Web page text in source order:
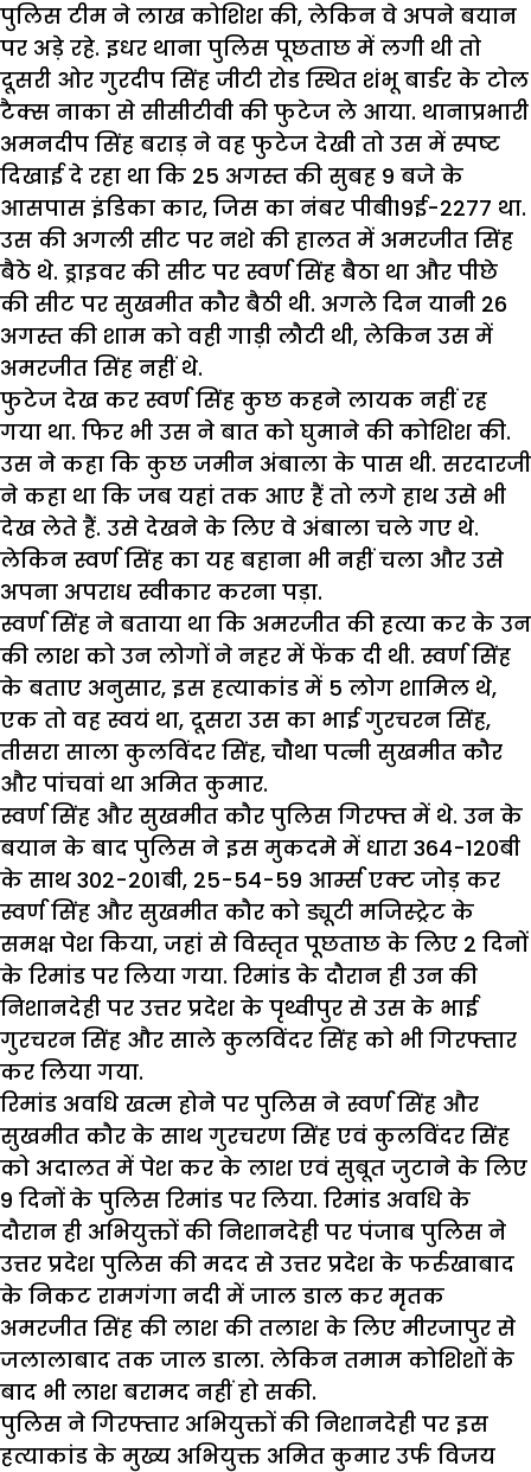
पुलिस टीम ने लाख कोशिश की, लेकिन वे अपने बयान
पर अड़े रहे. इधर थाना पुलिस पूछताछ में लगी थी तो
दूसरी ओर गुरदीप सिंह जीटी रोड स्थित शंभू बार्डर के टोल
टैक्स नाका से सीसीटीवी की फुटेज ले आया. थानाप्रभारी
अमनदीप सिंह बराड़ ने वह फुटेज देखी तो उस में स्पष्ट
दिखाई दे रहा था कि 25 अगस्त की सुबह 9 बजे के
आसपास इंडिका कार, जिस का नंबर पीबी19ई-2277 था.
उस की अगली सीट पर नशे की हालत में अमरजीत सिंह
बैठे थे. ड्राइवर की सीट पर स्वर्ण सिंह बैठा था और पीछे
की सीट पर सुखमीत कौर बैठी थी. अगले दिन यानी 26
अगस्त की शाम को वही गाड़ी लौटी थी, लेकिन उस में
अमरजीत सिंह नहीं थे.
फुटेज देख कर स्वर्ण सिंह कुछ कहने लायक नहीं रह
गया था. फिर भी उस ने बात को घुमाने की कोशिश की.
उस ने कहा कि कुछ जमीन अंबाला के पास थी. सरदारजी
ने कहा था कि जब यहां तक आए हैं तो लगे हाथ उसे भी
देख लेते हैं. उसे देखने के लिए वे अंबाला चले गए थे.
लेकिन स्वर्ण सिंह का यह बहाना भी नहीं चला और उसे
अपना अपराध स्वीकार करना पड़ा.
स्वर्ण सिंह ने बताया था कि अमरजीत की हत्या कर के उन
की लाश को उन लोगों ने नहर में फेंक दी थी. स्वर्ण सिंह
के बताए अनुसार, इस हत्याकांड में 5 लोग शामिल थे,
एक तो वह स्वयं था, दूसरा उस का भाई गुरचरन सिंह,
तीसरा साला कुलविंदर सिंह, चौथा पत्नी सुखमीत कौर
और पांचवां था अमित कुमार.
स्वर्ण सिंह और सुखमीत कौर पुलिस गिरफ्त में थे. उन के
बयान के बाद पुलिस ने इस मुकदमे में धारा 364-120बी
के साथ 302-201बी, 25-54-59 आर्म्स एक्ट जोड़ कर
स्वर्ण सिंह और सुखमीत कौर को ड्यूटी मजिस्ट्रेट के
समक्ष पेश किया, जहां से विस्तृत पूछताछ के लिए 2 दिनों
के रिमांड पर लिया गया. रिमांड के दौरान ही उन की
निशानदेही पर उत्तर प्रदेश के पृथ्वीपुर से उस के भाई
गुरचरन सिंह और साले कुलविंदर सिंह को भी गिरफ्तार
कर लिया गया.
रिमांड अवधि खत्म होने पर पुलिस ने स्वर्ण सिंह और
सुखमीत कौर के साथ गुरचरण सिंह एवं कुलविंदर सिंह
को अदालत में पेश कर के लाश एवं सुबूत जुटाने के लिए
9 दिनों के पुलिस रिमांड पर लिया. रिमांड अवधि के
दौरान ही अभियुक्तों की निशानदेही पर पंजाब पुलिस ने
उत्तर प्रदेश पुलिस की मदद से उत्तर प्रदेश के फर्रुखाबाद
के निकट रामगंगा नदी में जाल डाल कर मृतक
अमरजीत सिंह की लाश की तलाश के लिए मीरजापुर से
जलालाबाद तक जाल डाला. लेकिन तमाम कोशिशों के
बाद भी लाश बरामद नहीं हो सकी.
पुलिस ने गिरफ्तार अभियुक्तों की निशानदेही पर इस
हत्याकांड के मुख्य अभियुक्त अमित कुमार उर्फ विजय